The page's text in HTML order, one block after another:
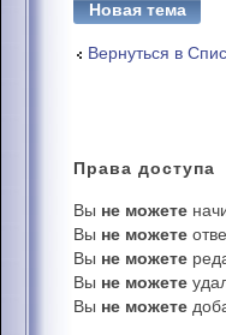
Новая тема
Вернуться в
Права доступа
Вы не можете
Вы не можете
Вы не можете
Вы не можете
Вы не можете